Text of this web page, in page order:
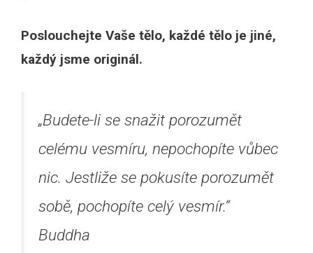
Poslouchejte Vaše tělo, každé tělo je jiné,
každý jsme originál.
„Budete-li se snažit porozumět
celému vesmíru, nepochopíte vůbec
nic. Jestliže se pokusíte porozumět
sobě, pochopíte celý vesmír.“
Buddha